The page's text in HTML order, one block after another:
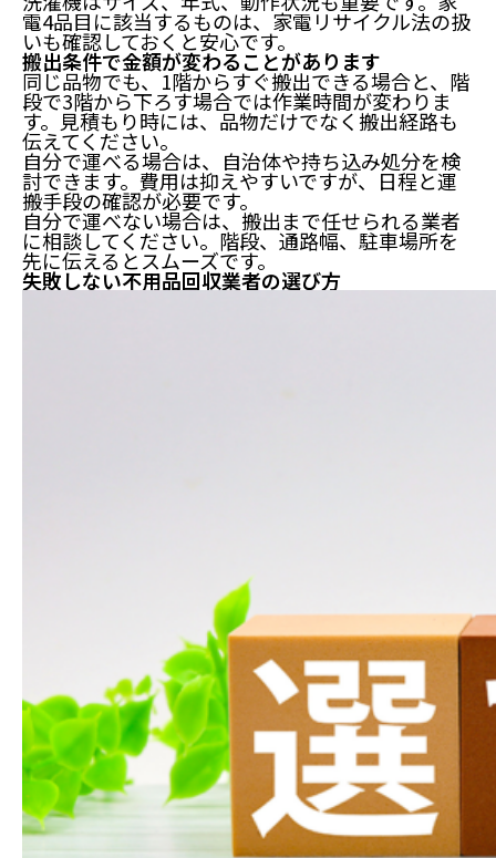
電4品目に該当するものは、家電リサイクル法の扱
いも確認しておくと安心です。
搬出条件で金額が変わることがあります
同じ品物でも、1階からすぐ搬出できる場合と、階
段で3階から下ろす場合では作業時間が変わりま
す。見積もり時には、品物だけでなく搬出経路も
伝えてください。
自分で運べる場合は、自治体や持ち込み処分を検
討できます。費用は抑えやすいですが、日程と運
搬手段の確認が必要です。
自分で運べない場合は、搬出まで任せられる業者
に相談してください。階段、通路幅、駐車場所を
先に伝えるとスムーズです。
失敗しない不用品回収業者の選び方